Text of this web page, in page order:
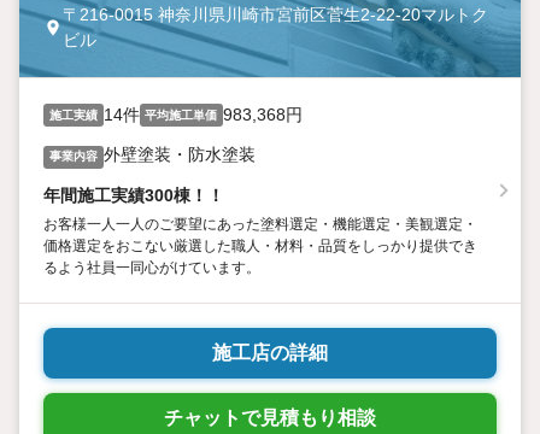
〒216-0015 神奈川県川崎市宮前区菅生2-22-20マルトク
ビル
施工実績 14件 平均施工単価 983,368円
事業内容 外壁塗装・防水塗装
年間施工実績300棟！！
お客様一人一人のご要望にあった塗料選定・機能選定・美観選定・
価格選定をおこない厳選した職人・材料・品質をしっかり提供でき
るよう社員一同心がけています。
施工店の詳細
チャットで見積もり相談